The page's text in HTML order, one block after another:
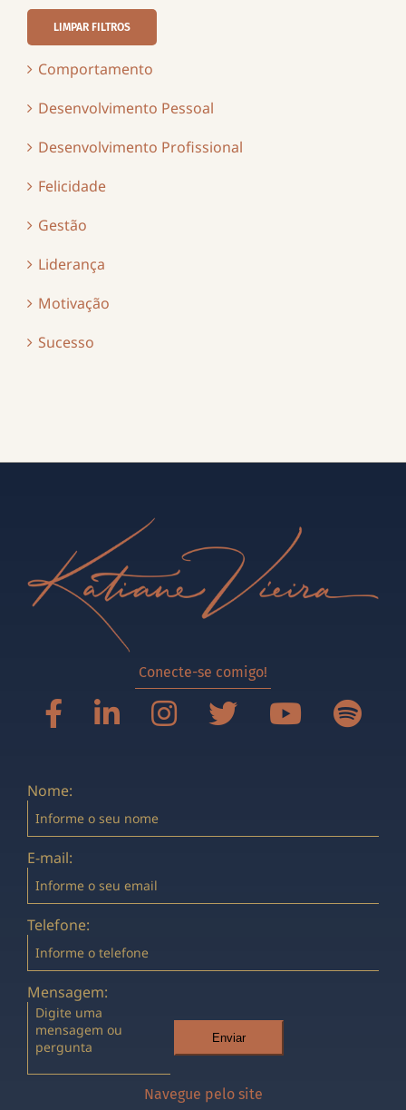
LIMPAR FILTROS
Comportamento
Desenvolvimento Pessoal
Desenvolvimento Profissional
Felicidade
Gestão
Liderança
Motivação
Sucesso
Conecte-se comigo!
Nome:
E-mail:
Telefone:
Mensagem:
Enviar
Navegue pelo site